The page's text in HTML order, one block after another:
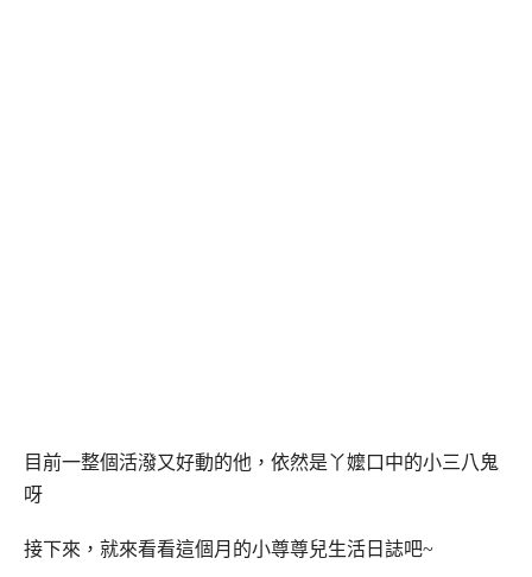
目前一整個活潑又好動的他，依然是丫嬤口中的小三八鬼
呀
接下來，就來看看這個月的小尊尊兒生活日誌吧~